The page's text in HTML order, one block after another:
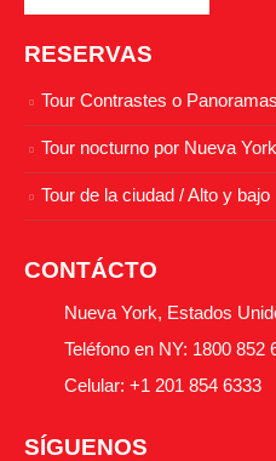
RESERVAS
Tour Contrastes o Panoramas
Tour nocturno por Nueva York
Tour de la ciudad / Alto y
CONTÁCTO
Nueva York, Estados
Teléfono en NY: 1800 852
Celular: +1 201 854 6333
SÍGUENOS